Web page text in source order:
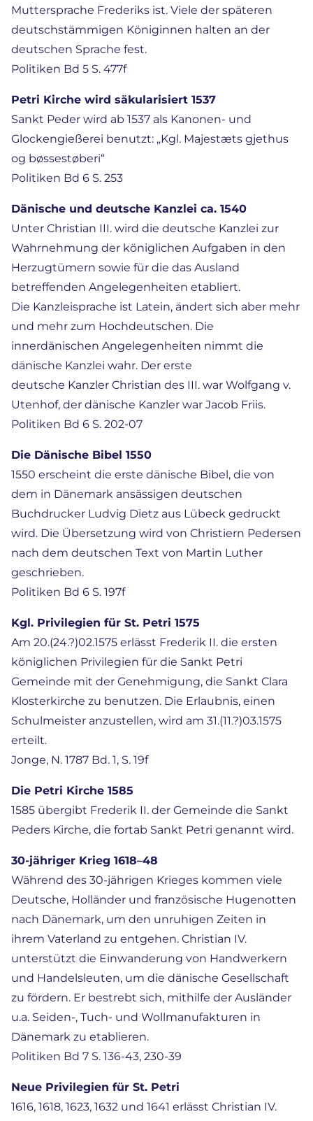
Muttersprache Frederiks ist. Viele der späteren
deutschstämmigen Königinnen halten an der
deutschen Sprache fest.
Politiken Bd 5 S. 477f
Petri Kirche wird säkularisiert 1537
Sankt Peder wird ab 1537 als Kanonen- und
Glockengießerei benutzt: „Kgl. Majestæts gjethus
og bøssestøberi“
Politiken Bd 6 S. 253
Dänische und deutsche Kanzlei ca. 1540
Unter Christian III. wird die deutsche Kanzlei zur
Wahrnehmung der königlichen Aufgaben in den
Herzugtümern sowie für die das Ausland
betreffenden Angelegenheiten etabliert.
Die Kanzleisprache ist Latein, ändert sich aber mehr
und mehr zum Hochdeutschen. Die
innerdänischen Angelegenheiten nimmt die
dänische Kanzlei wahr. Der erste
deutsche Kanzler Christian des III. war Wolfgang v.
Utenhof, der dänische Kanzler war Jacob Friis.
Politiken Bd 6 S. 202-07
Die Dänische Bibel 1550
1550 erscheint die erste dänische Bibel, die von
dem in Dänemark ansässigen deutschen
Buchdrucker Ludvig Dietz aus Lübeck gedruckt
wird. Die Übersetzung wird von Christiern Pedersen
nach dem deutschen Text von Martin Luther
geschrieben.
Politiken Bd 6 S. 197f
Kgl. Privilegien für St. Petri 1575
Am 20.(24.?)02.1575 erlässt Frederik II. die ersten
königlichen Privilegien für die Sankt Petri
Gemeinde mit der Genehmigung, die Sankt Clara
Klosterkirche zu benutzen. Die Erlaubnis, einen
Schulmeister anzustellen, wird am 31.(11.?)03.1575
erteilt.
Jonge, N. 1787 Bd. 1, S. 19f
Die Petri Kirche 1585
1585 übergibt Frederik II. der Gemeinde die Sankt
Peders Kirche, die fortab Sankt Petri genannt wird.
30-jähriger Krieg 1618–48
Während des 30-jährigen Krieges kommen viele
Deutsche, Holländer und französische Hugenotten
nach Dänemark, um den unruhigen Zeiten in
ihrem Vaterland zu entgehen. Christian IV.
unterstützt die Einwanderung von Handwerkern
und Handelsleuten, um die dänische Gesellschaft
zu fördern. Er bestrebt sich, mithilfe der Ausländer
u.a. Seiden-, Tuch- und Wollmanufakturen in
Dänemark zu etablieren.
Politiken Bd 7 S. 136-43, 230-39
Neue Privilegien für St. Petri
1616, 1618, 1623, 1632 und 1641 erlässt Christian IV.